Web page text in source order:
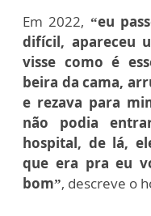
Em 2022, “eu
difícil, apareceu
visse como é
beira da cama,
e rezava para
não podia
hospital, de lá,
que era pra eu
bom”, descreve o